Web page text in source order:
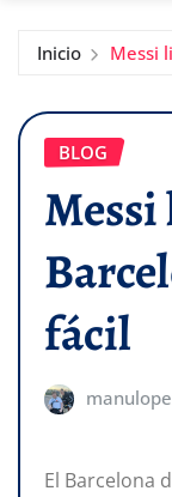
Inicio Messi
BLOG
fácil
El Barcelona